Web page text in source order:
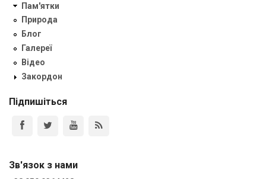
Пам'ятки
Природа
Блог
Галереї
Відео
Закордон
Підпишіться
Зв'язок з нами